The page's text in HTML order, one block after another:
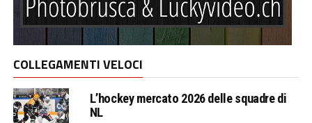
COLLEGAMENTI VELOCI
L’hockey mercato 2026 delle squadre di
NL